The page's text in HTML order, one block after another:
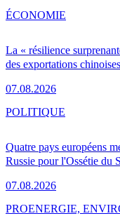
La « résilience
des exportations chinoises
07.08.2026
ÉCONOMIE
Quatre pays européens
Russie pour l'Ossétie du
07.08.2026
POLITIQUE
PROENERGIE,